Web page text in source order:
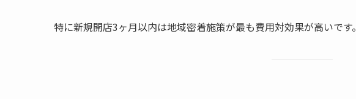
特に新規開店3ヶ月以内は地域密着施策が最も費用対効果が高いです。